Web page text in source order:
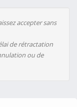
accepter sans
de rétractation
ou de